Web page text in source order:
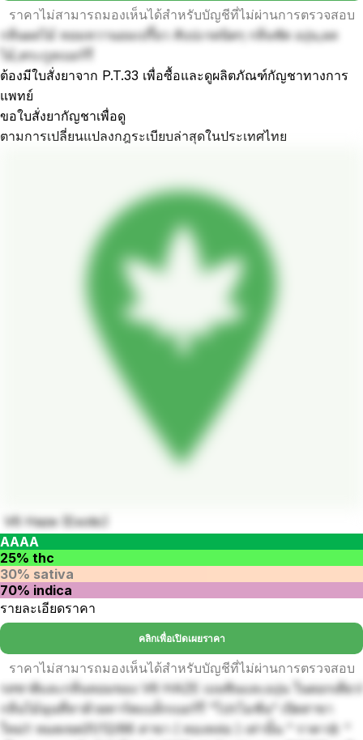
ราคาไม่สามารถมองเห็นได้สำหรับบัญชีที่ไม่ผ่านการตรวจสอบ
กลิ่นผลไม้ หอมหวานอมเปรี้ยว สับปะรดนิดๆ กลิ่นชัด องุ่น,ผล
ไม้,ตระกูลเบอร์รี่
ต้องมีใบสั่งยาจาก P.T.33 เพื่อซื้อและดูผลิตภัณฑ์กัญชาทางการ
แพทย์
ขอใบสั่งยากัญชาเพื่อดู
ตามการเปลี่ยนแปลงกฎระเบียบล่าสุดในประเทศไทย
V6 Haze (Exotic)
AAAA
25% thc
30% sativa
70% indica
รายละเอียดราคา
คลิกเพื่อเปิดเผยราคา
ราคาไม่สามารถมองเห็นได้สำหรับบัญชีที่ไม่ผ่านการตรวจสอบ
รสชาติและกลิ่นหอมของ V6 HAZE เบนซินและองุ่น ในดอกเดียว!
กลิ่นไม้ฉุนที่ทาด้วยทาร์ตแบล็กเบอร์รี่ ”โปรโมชั่น“ เปิดสาขา
ใหม่‼️ หมดเขต31/12/66 สาขา ( ทองหล่อ ) เท่านั้น ” ราคา🌼 “